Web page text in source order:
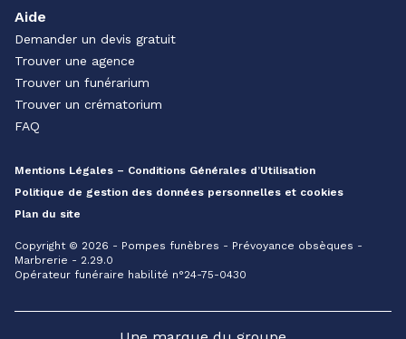
Aide
Demander un devis gratuit
Trouver une agence
Trouver un funérarium
Trouver un crématorium
FAQ
Mentions Légales – Conditions Générales d’Utilisation
Politique de gestion des données personnelles et cookies
Plan du site
Copyright © 2026 - Pompes funèbres - Prévoyance obsèques -
Marbrerie - 2.29.0
Opérateur funéraire habilité n°24-75-0430